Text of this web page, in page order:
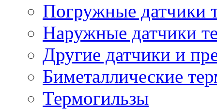
Погружные датчики
Наружные датчики
Другие датчики и
Биметаллические
Термогильзы